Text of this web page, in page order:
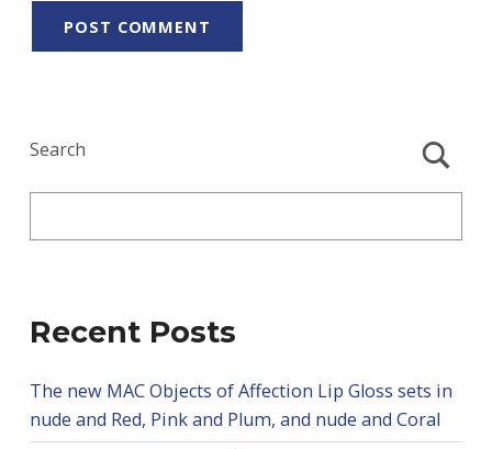
Search
Recent Posts
The new MAC Objects of Affection Lip Gloss sets in
nude and Red, Pink and Plum, and nude and Coral